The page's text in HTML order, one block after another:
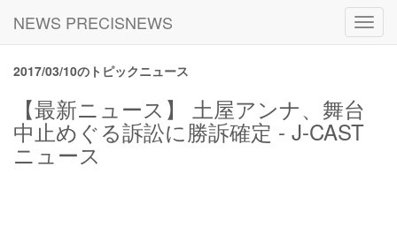
NEWS PRECISNEWS
2017/03/10のトピックニュース
【最新ニュース】 土屋アンナ、舞台
中止めぐる訴訟に勝訴確定 - J-CAST
ニュース